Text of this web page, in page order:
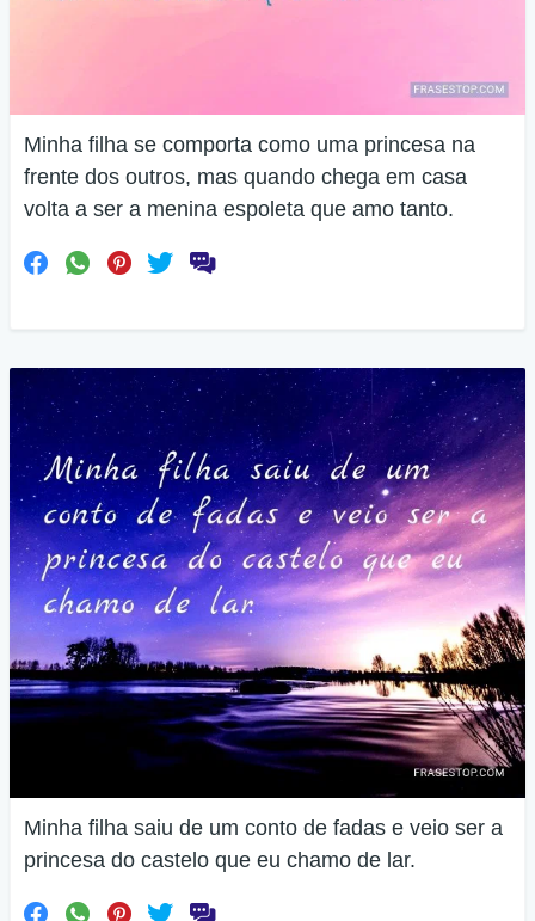
Minha filha se comporta como uma princesa na
frente dos outros, mas quando chega em casa
volta a ser a menina espoleta que amo tanto.
Minha filha saiu de um conto de fadas e veio ser a
princesa do castelo que eu chamo de lar.